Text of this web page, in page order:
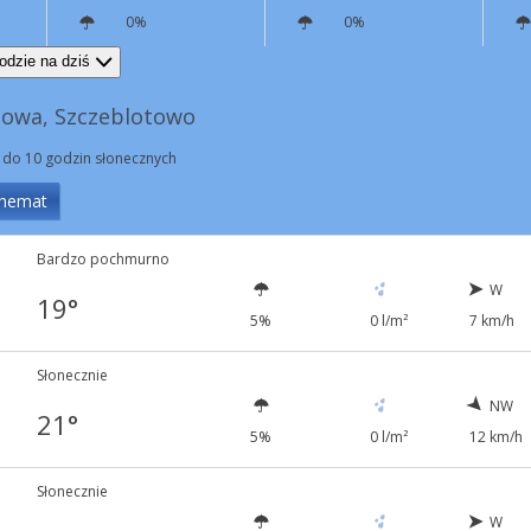
0% 0%
na dziś
Szczeblotowo
10 godzin słonecznych
Bardzo pochmurno
19° 5% 0 l/m²
W
7 km/h
Słonecznie
21° 5% 0 l/m²
NW
12 km/h
Słonecznie
W